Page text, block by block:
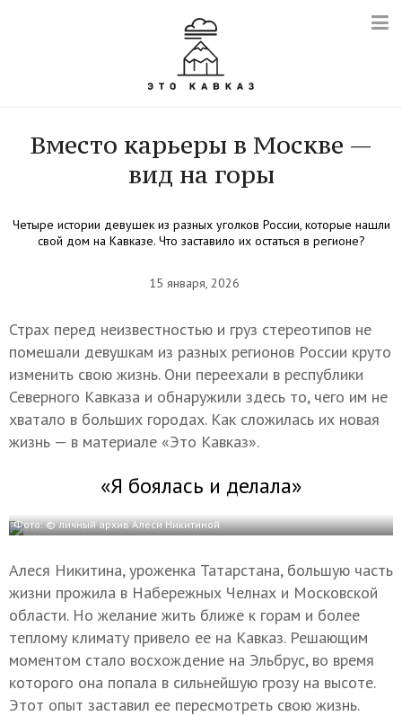
Вместо карьеры в Москве —
вид на горы
Четыре истории девушек из разных уголков России, которые нашли
свой дом на Кавказе. Что заставило их остаться в регионе?
15 января, 2026
Страх перед неизвестностью и груз стереотипов не
помешали девушкам из разных регионов России круто
изменить свою жизнь. Они переехали в республики
Северного Кавказа и обнаружили здесь то, чего им не
хватало в больших городах. Как сложилась их новая
жизнь — в материале «Это Кавказ».
«Я боялась и делала»
Фото: © личный архив Алеси Никитиной
Алеся Никитина, уроженка Татарстана, большую часть
жизни прожила в Набережных Челнах и Московской
области. Но желание жить ближе к горам и более
теплому климату привело ее на Кавказ. Решающим
моментом стало восхождение на Эльбрус, во время
которого она попала в сильнейшую грозу на высоте.
Этот опыт заставил ее пересмотреть свою жизнь.